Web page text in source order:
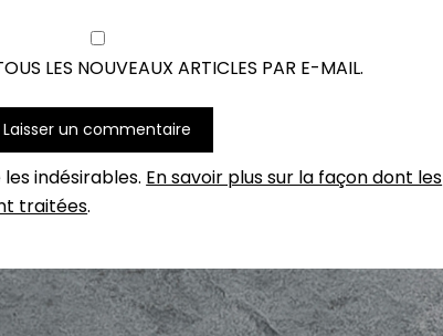
LES NOUVEAUX ARTICLES PAR E-MAIL.
indésirables. En savoir plus sur la façon dont les
traitées.